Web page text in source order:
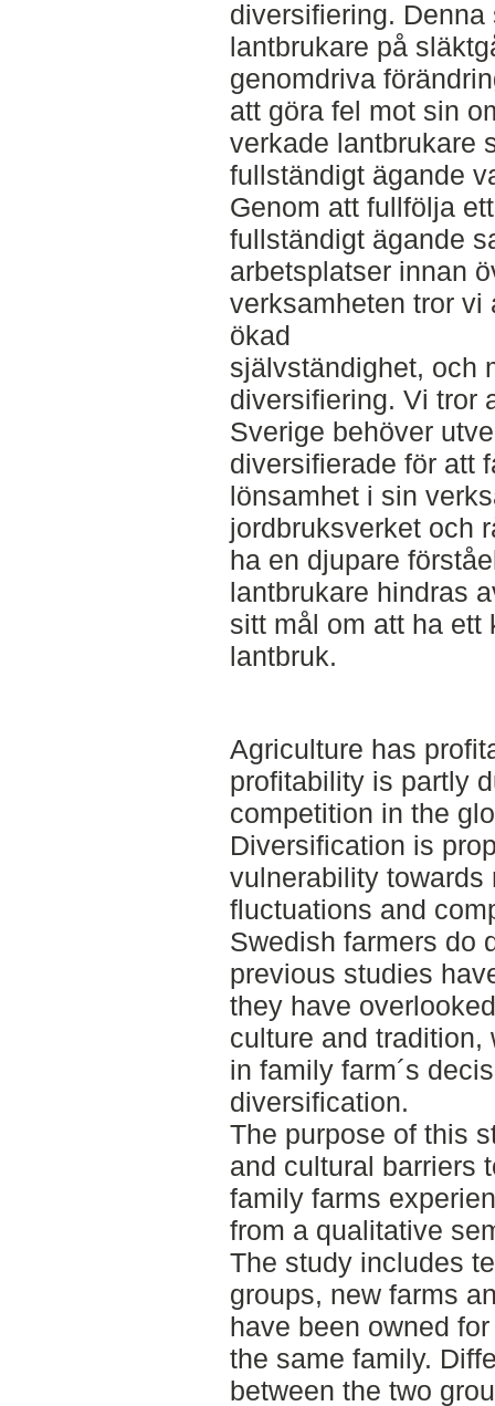
diversifiering.
lantbrukare på
genomdriva
att göra fel mot sin
verkade lantbrukare
fullständigt ägande
Genom att fullfölja
fullständigt ägande
arbetsplatser innan
verksamheten tror vi
ökad
självständighet, och
diversifiering. Vi tror
Sverige behöver
diversifierade för att
lönsamhet i sin
jordbruksverket och
ha en djupare
lantbrukare hindras
sitt mål om att ha ett
lantbruk.
Agriculture has
profitability is partly
competition in the
Diversification is
vulnerability
fluctuations and
Swedish farmers do
previous studies
they have
culture and tradition,
in family farm´s
diversification.
The purpose of this
and cultural barriers
family farms
from a qualitative
The study includes
groups, new farms
have been owned
the same family.
between the two